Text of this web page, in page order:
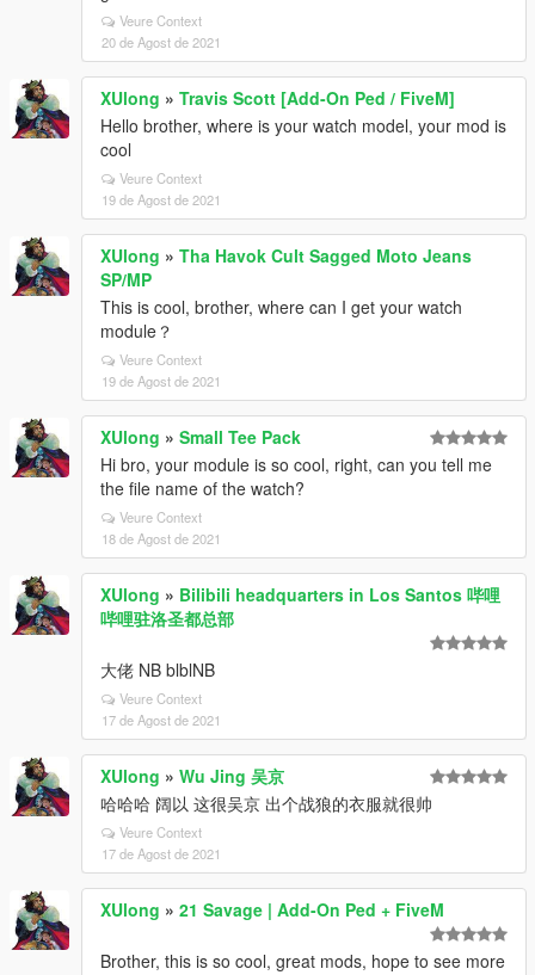
Veure Context
20 de Agost de 2021
XUlong » Travis Scott [Add-On Ped / FiveM]
Hello brother, where is your watch model, your mod is
cool
Veure Context
19 de Agost de 2021
XUlong » Tha Havok Cult Sagged Moto Jeans
SP/MP
This is cool, brother, where can I get your watch
module？
Veure Context
19 de Agost de 2021
XUlong » Small Tee Pack
Hi bro, your module is so cool, right, can you tell me
the file name of the watch?
Veure Context
18 de Agost de 2021
XUlong » Bilibili headquarters in Los Santos 哔哩
哔哩驻洛圣都总部
大佬 NB blblNB
Veure Context
17 de Agost de 2021
XUlong » Wu Jing 吴京
哈哈哈 阔以 这很吴京 出个战狼的衣服就很帅
Veure Context
17 de Agost de 2021
XUlong » 21 Savage | Add-On Ped + FiveM
Brother, this is so cool, great mods, hope to see more